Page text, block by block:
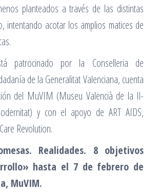
planteados a través de las distintas
intentando acotar los amplios matices de
patrocinado por la Conselleria de
de la Generalitat Valenciana, cuenta
del MuVIM (Museu Valencià de la Il-
y con el apoyo de ART AIDS,
Revolution.
Realidades. 8 objetivos
hasta el 7 de febrero de
MuVIM.